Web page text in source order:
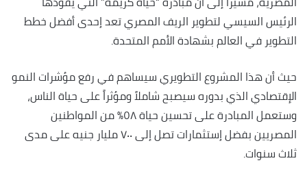
الرئيس السيسي لتطوير الريف المصري تعد إحدى أفضل خطط
التطوير في العالم بشهادة الأمم المتحدة.
حيث أن هذا المشروع التطويري سيساهم في رفع مؤشرات النمو
الإقتصادي الذي بدوره سيصبح شاملاً ومؤثراً على حياة الناس،
وستعمل المبادرة على تحسين حياة ٥٨٪؜ من المواطنين
المصريين بفضل إستثمارات تصل إلى ٧٠٠ مليار جنيه على مدى
ثلاث سنوات.